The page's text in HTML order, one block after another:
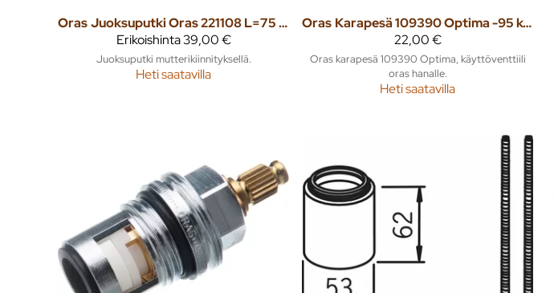
Oras
Juoksuputki Oras 221108 L=75 kiinteä
Erikoishinta39,00 €
Juoksuputki mutterikiinnityksellä.
Heti saatavilla
Oras
Karapesä 109390 Optima -95 keraaminen
22,00 €
Oras karapesä 109390 Optima, käyttöventtiili
oras hanalle.
Heti saatavilla